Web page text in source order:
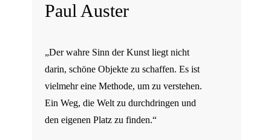
Paul Auster
„Der wahre Sinn der Kunst liegt nicht
darin, schöne Objekte zu schaffen. Es ist
vielmehr eine Methode, um zu verstehen.
Ein Weg, die Welt zu durchdringen und
den eigenen Platz zu finden.“